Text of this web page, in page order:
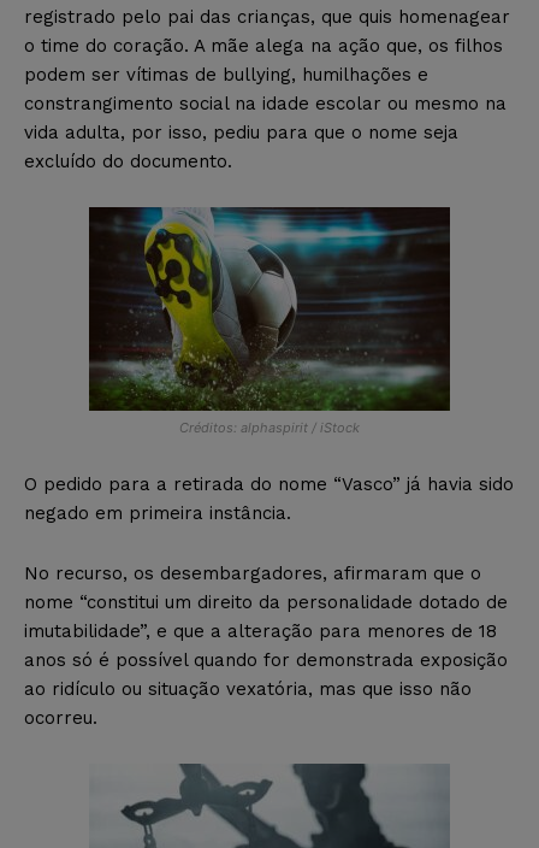
registrado pelo pai das crianças, que quis homenagear
o time do coração. A mãe alega na ação que, os filhos
podem ser vítimas de bullying, humilhações e
constrangimento social na idade escolar ou mesmo na
vida adulta, por isso, pediu para que o nome seja
excluído do documento.
Créditos: alphaspirit / iStock
O pedido para a retirada do nome “Vasco” já havia sido
negado em primeira instância.
No recurso, os desembargadores, afirmaram que o
nome “constitui um direito da personalidade dotado de
imutabilidade”, e que a alteração para menores de 18
anos só é possível quando for demonstrada exposição
ao ridículo ou situação vexatória, mas que isso não
ocorreu.